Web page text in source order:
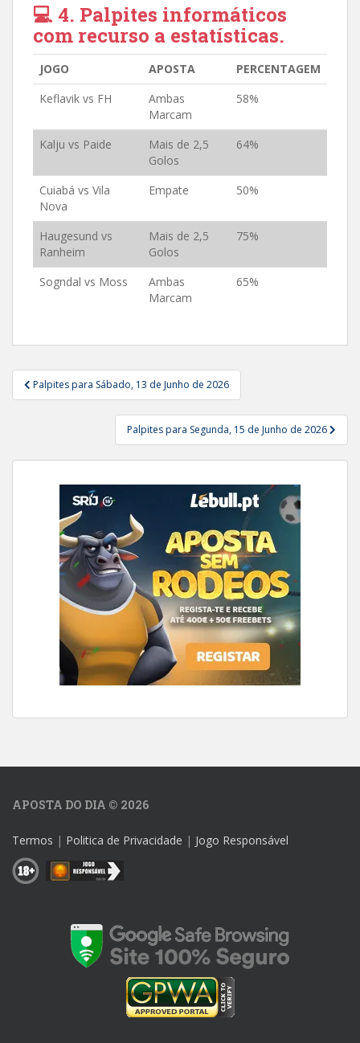
💻 4. Palpites informáticos
com recurso a estatísticas.
JOGO APOSTA
PERCENTAGEM
Keflavik vs FH
Ambas
Marcam
58%
Kalju vs Paide
Mais de 2,5
Golos
64%
Cuiabá vs Vila
Nova
Empate 50%
Haugesund vs
Ranheim
Mais de 2,5
Golos
75%
Sogndal vs Moss
Ambas
Marcam
65%
Navegação
de
Palpites para Sábado, 13 de Junho de 2026
Palpites para Segunda, 15 de Junho de 2026
APOSTA DO DIA © 2026
Termos | Politica de Privacidade | Jogo Responsável